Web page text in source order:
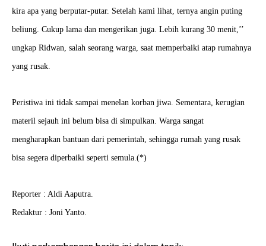
kira apa yang berputar-putar. Setelah kami lihat, ternya angin puting
beliung. Cukup lama dan mengerikan juga. Lebih kurang 30 menit,’’
ungkap Ridwan, salah seorang warga, saat memperbaiki atap rumahnya
yang rusak.
Peristiwa ini tidak sampai menelan korban jiwa. Sementara, kerugian
materil sejauh ini belum bisa di simpulkan. Warga sangat
mengharapkan bantuan dari pemerintah, sehingga rumah yang rusak
bisa segera diperbaiki seperti semula.(*)
Reporter : Aldi Aaputra.
Redaktur : Joni Yanto.